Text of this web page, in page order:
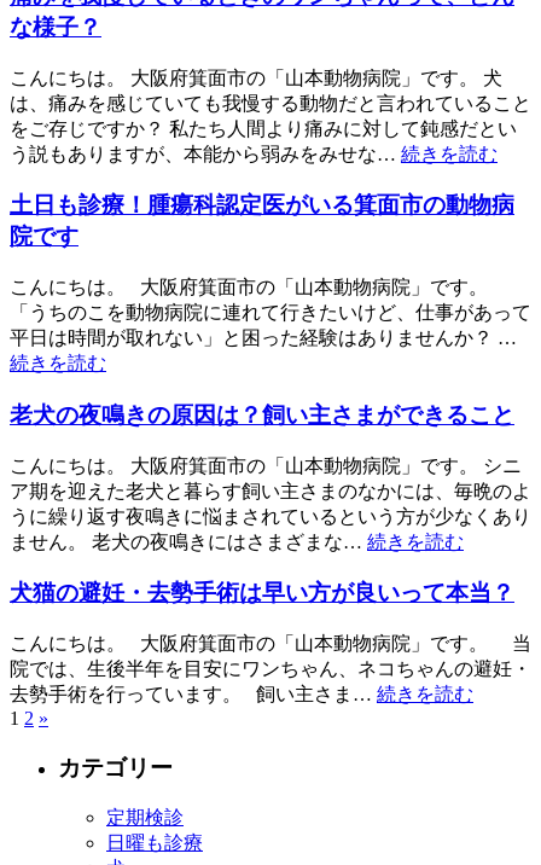
な様子？
こんにちは。 大阪府箕面市の「山本動物病院」です。 犬
は、痛みを感じていても我慢する動物だと言われていること
をご存じですか？ 私たち人間より痛みに対して鈍感だとい
う説もありますが、本能から弱みをみせな… 続きを読む
土日も診療！腫瘍科認定医がいる箕面市の動物病
院です
こんにちは。 大阪府箕面市の「山本動物病院」です。
「うちのこを動物病院に連れて行きたいけど、仕事があって
平日は時間が取れない」と困った経験はありませんか？ …
続きを読む
老犬の夜鳴きの原因は？飼い主さまができること
こんにちは。 大阪府箕面市の「山本動物病院」です。 シニ
ア期を迎えた老犬と暮らす飼い主さまのなかには、毎晩のよ
うに繰り返す夜鳴きに悩まされているという方が少なくあり
ません。 老犬の夜鳴きにはさまざまな… 続きを読む
犬猫の避妊・去勢手術は早い方が良いって本当？
こんにちは。 大阪府箕面市の「山本動物病院」です。 当
院では、生後半年を目安にワンちゃん、ネコちゃんの避妊・
去勢手術を行っています。 飼い主さま… 続きを読む
1 2 »
カテゴリー
定期検診
日曜も診療